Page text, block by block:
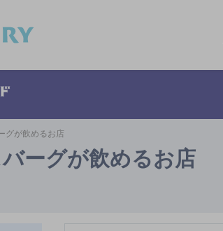
グが飲めるお店
ーグが飲めるお店